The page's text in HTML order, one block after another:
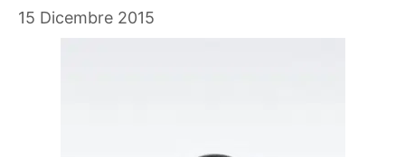
15 Dicembre 2015